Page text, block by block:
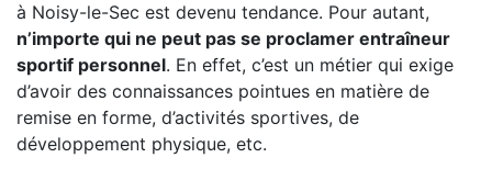
à Noisy-le-Sec est devenu tendance. Pour autant,
n’importe qui ne peut pas se proclamer entraîneur
sportif personnel. En effet, c’est un métier qui exige
d’avoir des connaissances pointues en matière de
remise en forme, d’activités sportives, de
développement physique, etc.